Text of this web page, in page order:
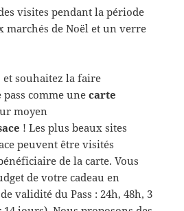
visites pendant la période
marchés de Noël et un verre
et souhaitez la faire
comme unecarte
moyen
! Les plus beaux sites
peuvent être visités
de la carte. Vous
de votre cadeau en
validité du Pass : 24h, 48h, 3